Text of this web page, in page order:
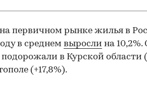
первичном рынке жилья в
в среднем выросли на 10,2%.
подорожали в Курской области
(+17,8%).